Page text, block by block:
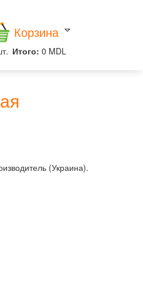
Корзина
Итого: 0 MDL
(Украина).